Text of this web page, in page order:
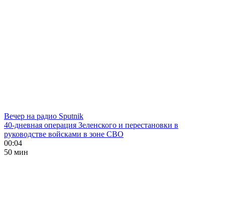
Вечер на радио Sputnik
40-дневная операция Зеленского и перестановки в
руководстве войсками в зоне СВО
00:04
50 мин